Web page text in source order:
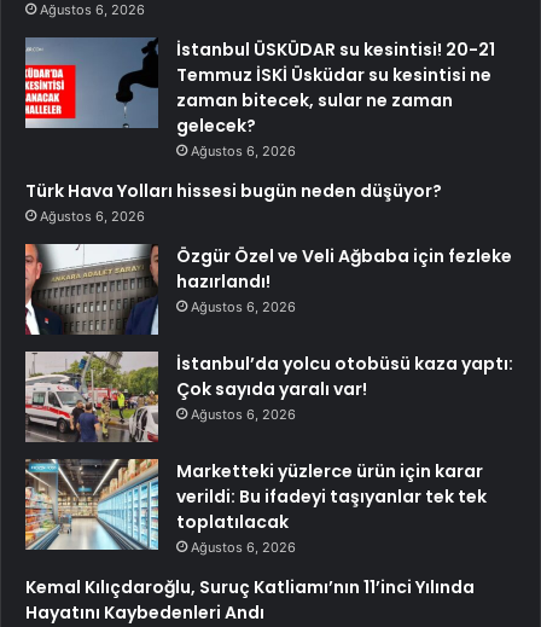
Ağustos 6, 2026
İstanbul ÜSKÜDAR su kesintisi! 20-21
Temmuz İSKİ Üsküdar su kesintisi ne
zaman bitecek, sular ne zaman
gelecek?
Ağustos 6, 2026
Türk Hava Yolları hissesi bugün neden düşüyor?
Ağustos 6, 2026
Özgür Özel ve Veli Ağbaba için fezleke
hazırlandı!
Ağustos 6, 2026
İstanbul’da yolcu otobüsü kaza yaptı:
Çok sayıda yaralı var!
Ağustos 6, 2026
Marketteki yüzlerce ürün için karar
verildi: Bu ifadeyi taşıyanlar tek tek
toplatılacak
Ağustos 6, 2026
Kemal Kılıçdaroğlu, Suruç Katliamı’nın 11’inci Yılında
Hayatını Kaybedenleri Andı